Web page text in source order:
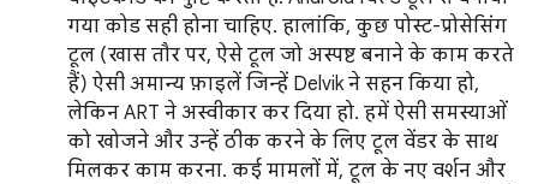
गया कोड सही होना चाहिए. हालांकि, कुछ पोस्ट-प्रोसेसिंग
टूल (खास तौर पर, ऐसे टूल जो अस्पष्ट बनाने के काम करते
हैं) ऐसी अमान्य फ़ाइलें जिन्हें Delvik ने सहन किया हो,
लेकिन ART ने अस्वीकार कर दिया हो. हमें ऐसी समस्याओं
को खोजने और उन्हें ठीक करने के लिए टूल वेंडर के साथ
मिलकर काम करना. कई मामलों में, टूल के नए वर्शन और